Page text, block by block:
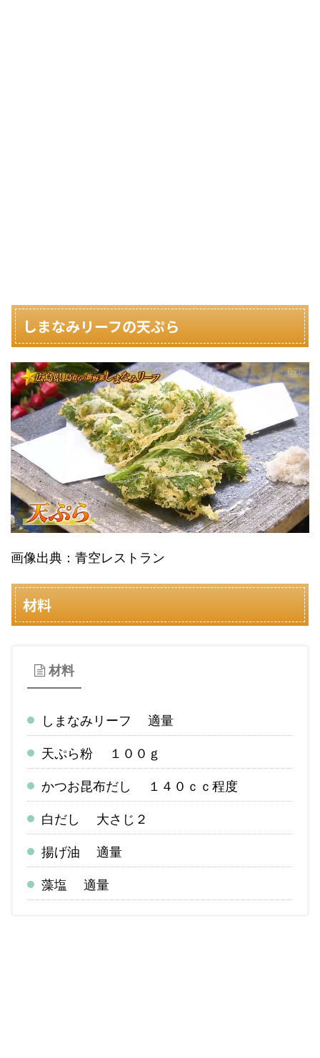
しまなみリーフの天ぷら
画像出典：青空レストラン
材料
材料
しまなみリーフ 適量
天ぷら粉 １００ｇ
かつお昆布だし １４０ｃｃ程度
白だし 大さじ２
揚げ油 適量
藻塩 適量